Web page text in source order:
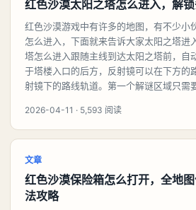
红色沙漠太阳之塔怎么进入，解
红色沙漠游戏中有许多的地图，有不少小
怎么进入，下面就来告诉大家太阳之塔进
塔怎么进入跟随主线到达太阳之塔前，自
于塔楼入口的后方，反射镜可以在下方的
射镜下的路线轨道。第一个解谜区域只需
2026-04-11 · 5,593 阅读
文章
红色沙漠保险箱怎么打开，全地
法攻略